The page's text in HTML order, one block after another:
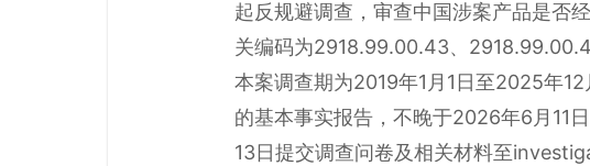
起反规避调查，审查中国涉案产品是否
关编码为2918.99.00.43、
本案调查期为2019年1月1日至2025年
的基本事实报告，不晚于2026年6月11
13日提交调查问卷及相关材料至